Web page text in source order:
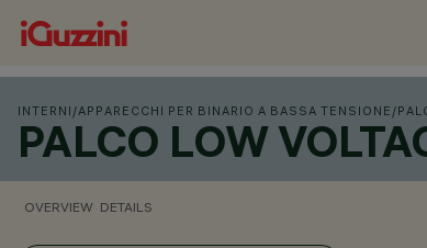
INTERNI /APPARECCHI PER BINARIO A BASSA TENSIONE /
PALCO LOW
OVERVIEW DETAILS